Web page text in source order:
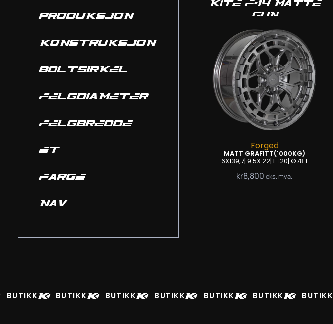
PRODUKSJON
KONSTRUKSJON
BOLTSIRKEL
FELGDIAMETER
FELGBREDDE
ET
FARGE
NAV
KITE F-14 MATTE
GUN
Forged
MATT GRAFITT(1000KG)
6X139,7| 9.5X 22| ET20| Ø78.1
kr8,800 eks. mva.
BUTIKK BUTIKK BUTIKK BUTIKK BUTIKK BUTIKK BUTIKK